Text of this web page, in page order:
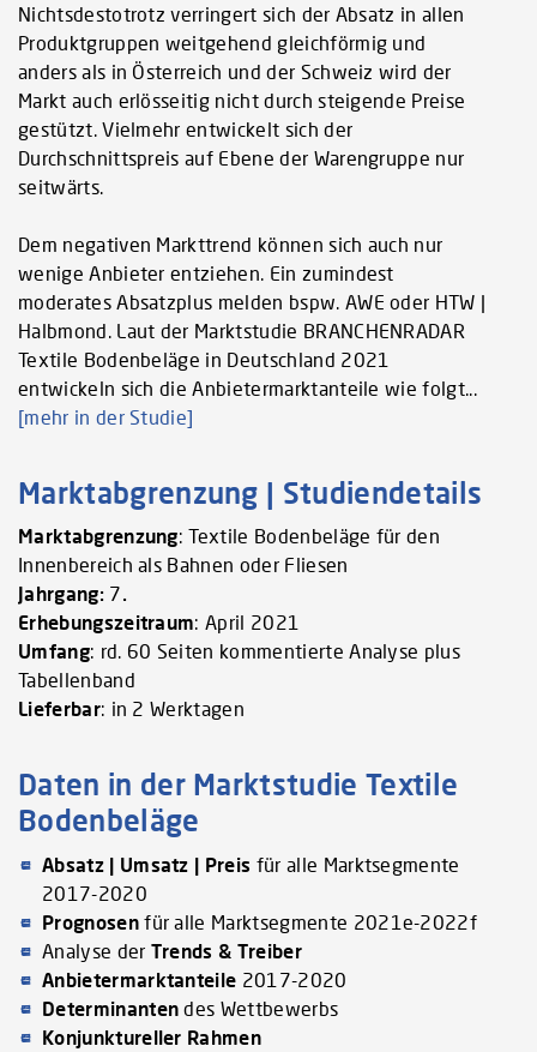
Nichtsdestotrotz verringert sich der Absatz in allen
Produktgruppen weitgehend gleichförmig und
anders als in Österreich und der Schweiz wird der
Markt auch erlösseitig nicht durch steigende Preise
gestützt. Vielmehr entwickelt sich der
Durchschnittspreis auf Ebene der Warengruppe nur
seitwärts.
Dem negativen Markttrend können sich auch nur
wenige Anbieter entziehen. Ein zumindest
moderates Absatzplus melden bspw. AWE oder HTW |
Halbmond. Laut der Marktstudie BRANCHENRADAR
Textile Bodenbeläge in Deutschland 2021
entwickeln sich die Anbietermarktanteile wie folgt...
[mehr in der Studie]
Marktabgrenzung | Studiendetails
Marktabgrenzung: Textile Bodenbeläge für den
Innenbereich als Bahnen oder Fliesen
Jahrgang: 7.
Erhebungszeitraum: April 2021
Umfang: rd. 60 Seiten kommentierte Analyse plus
Tabellenband
Lieferbar: in 2 Werktagen
Daten in der Marktstudie Textile
Bodenbeläge
Absatz | Umsatz | Preis für alle Marktsegmente
2017-2020
Prognosenfür alle Marktsegmente 2021e-2022f
Analyse der Trends & Treiber
Anbietermarktanteile 2017-2020
Determinantendes Wettbewerbs
Konjunktureller Rahmen